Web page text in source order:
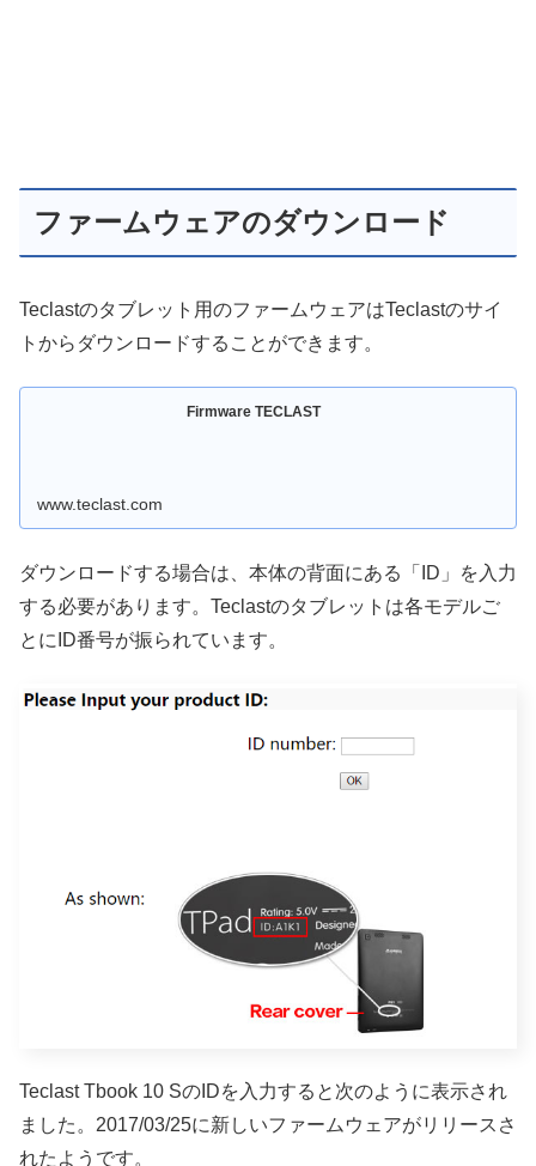
ファームウェアのダウンロード
Teclastのタブレット用のファームウェアはTeclastのサイ
トからダウンロードすることができます。
Firmware TECLAST
www.teclast.com
ダウンロードする場合は、本体の背面にある「ID」を入力
する必要があります。Teclastのタブレットは各モデルご
とにID番号が振られています。
Teclast Tbook 10 SのIDを入力すると次のように表示され
ました。2017/03/25に新しいファームウェアがリリースさ
れたようです。